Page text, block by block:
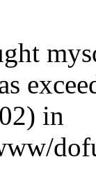
in